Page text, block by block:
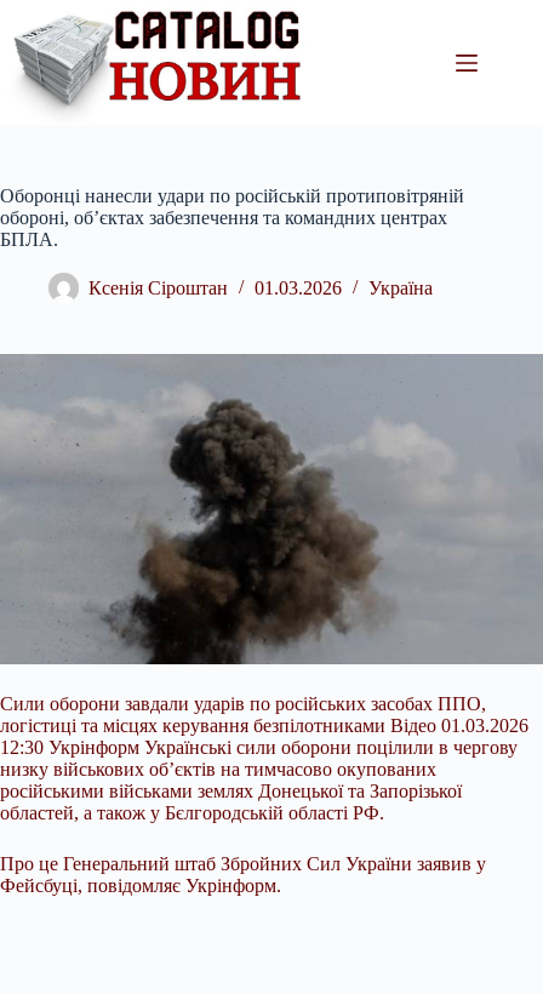
вмісту
Оборонці нанесли удари по російській протиповітряній
обороні, об’єктах забезпечення та командних центрах
БПЛА.
Ксенія Сіроштан 01.03.2026 Україна
Сили оборони завдали ударів по російських засобах ППО,
логістиці та місцях керування безпілотниками Відео 01.03.2026
12:30 Укрінформ Українські сили оборони поцілили в чергову
низку військових об’єктів на тимчасово окупованих
російськими військами землях Донецької та Запорізької
областей, а також у Бєлгородській області РФ.
Про це Генеральний штаб Збройних Сил України заявив у
Фейсбуці, повідомляє Укрінформ.